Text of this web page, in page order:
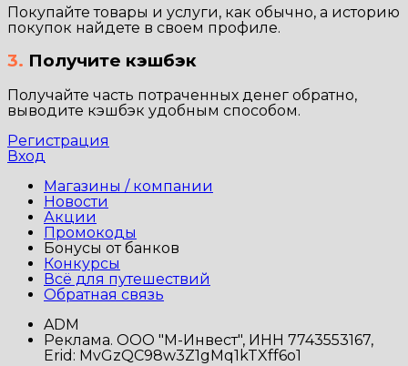
Покупайте товары и услуги, как обычно, а историю
покупок найдете в своем профиле.
3. Получите кэшбэк
Получайте часть потраченных денег обратно,
выводите кэшбэк удобным способом.
Регистрация
Вход
Магазины / компании
Новости
Акции
Промокоды
Бонусы от банков
Конкурсы
Всё для путешествий
Обратная связь
ADM
Реклама. ООО "М-Инвест", ИНН 7743553167,
Erid: MvGzQC98w3Z1gMq1kTXff6o1